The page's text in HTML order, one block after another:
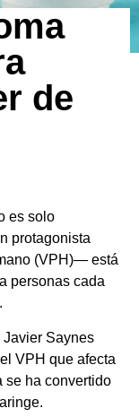
de
es solo
protagonista
(VPH)— está
personas cada
Saynes
VPH que afecta
se ha convertido